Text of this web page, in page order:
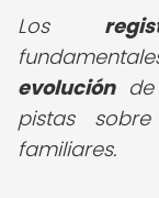
Los
evoluciónde
pistas
familiares.